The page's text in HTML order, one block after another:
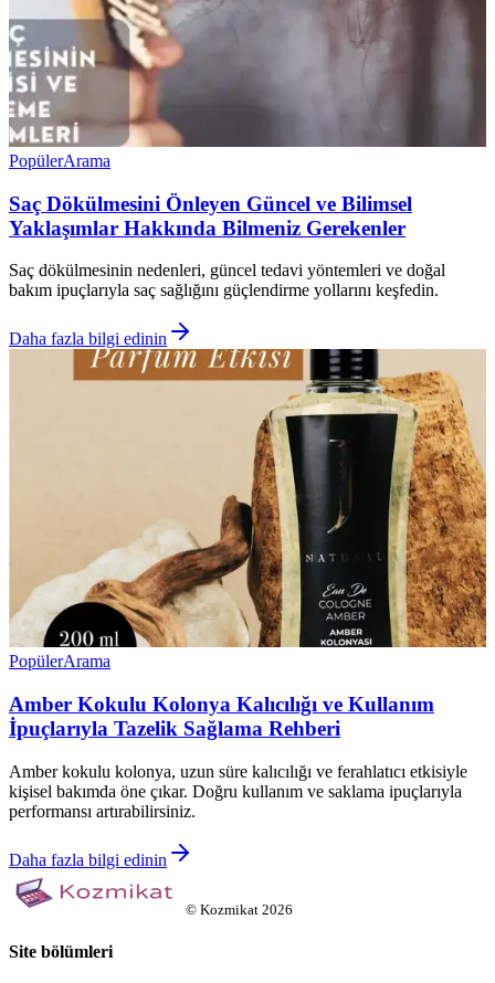
PopülerArama
Saç Dökülmesini Önleyen Güncel ve Bilimsel
Yaklaşımlar Hakkında Bilmeniz Gerekenler
Saç dökülmesinin nedenleri, güncel tedavi yöntemleri ve doğal
bakım ipuçlarıyla saç sağlığını güçlendirme yollarını keşfedin.
Daha fazla bilgi edinin
PopülerArama
Amber Kokulu Kolonya Kalıcılığı ve Kullanım
İpuçlarıyla Tazelik Sağlama Rehberi
Amber kokulu kolonya, uzun süre kalıcılığı ve ferahlatıcı etkisiyle
kişisel bakımda öne çıkar. Doğru kullanım ve saklama ipuçlarıyla
performansı artırabilirsiniz.
Daha fazla bilgi edinin
© Kozmikat 2026
Site bölümleri